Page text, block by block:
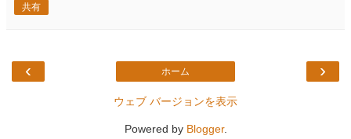
共有
‹ ›
ホーム
ウェブ バージョンを表示
Powered by Blogger.